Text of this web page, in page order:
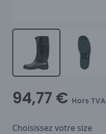
94,77 € Hors TVA
Choisissez votre size